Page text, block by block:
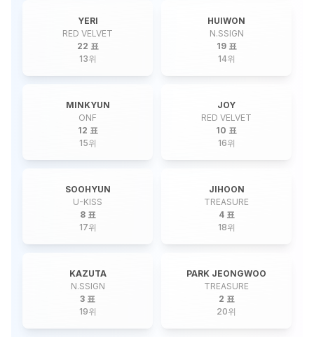
YERI
RED VELVET
22 표
13위
HUIWON
N.SSIGN
19 표
14위
MINKYUN
ONF
12 표
15위
JOY
RED VELVET
10 표
16위
SOOHYUN
U-KISS
8 표
17위
JIHOON
TREASURE
4 표
18위
KAZUTA
N.SSIGN
3 표
19위
PARK JEONGWOO
TREASURE
2 표
20위